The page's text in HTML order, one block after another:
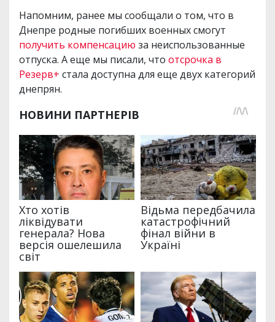
Напомним, ранее мы сообщали о том, что в
Днепре родные погибших военных смогут
получить компенсацию за неиспользованные
отпуска. А еще мы писали, что отсрочка в
Резерв+ стала доступна для еще двух категорий
днепрян.